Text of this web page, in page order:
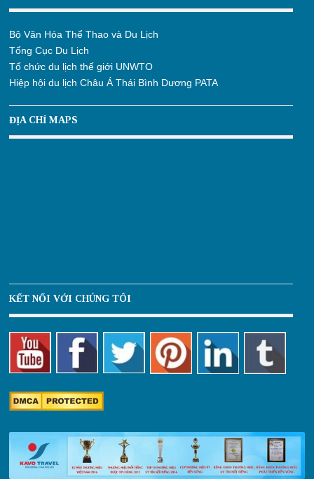
Bộ Văn Hóa Thể Thao và Du Lịch
Tổng Cục Du Lịch
Tổ chức du lịch thế giới UNWTO
Hiệp hội du lịch Châu Á Thái Bình Dương PATA
ĐỊA CHỈ MAPS
KẾT NỐI VỚI CHÚNG TÔI